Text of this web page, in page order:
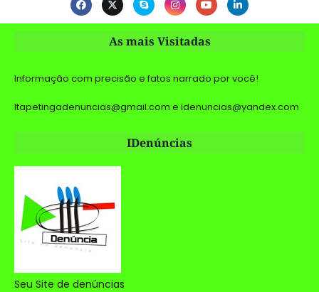
As mais Visitadas
Informação com precisão e fatos narrado por você!
Itapetingadenuncias@gmail.com e idenuncias@yandex.com
IDenúncias
Seu Site de denúncias